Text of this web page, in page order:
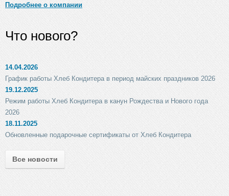
Подробнее о компании
Что нового?
14.04.2026
График работы Хлеб Кондитера в период майских праздников 2026
19.12.2025
Режим работы Хлеб Кондитера в канун Рождества и Нового года
2026
18.11.2025
Обновленные подарочные сертификаты от Хлеб Кондитера
Все новости